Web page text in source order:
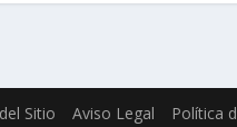
Sitio Aviso Legal Política